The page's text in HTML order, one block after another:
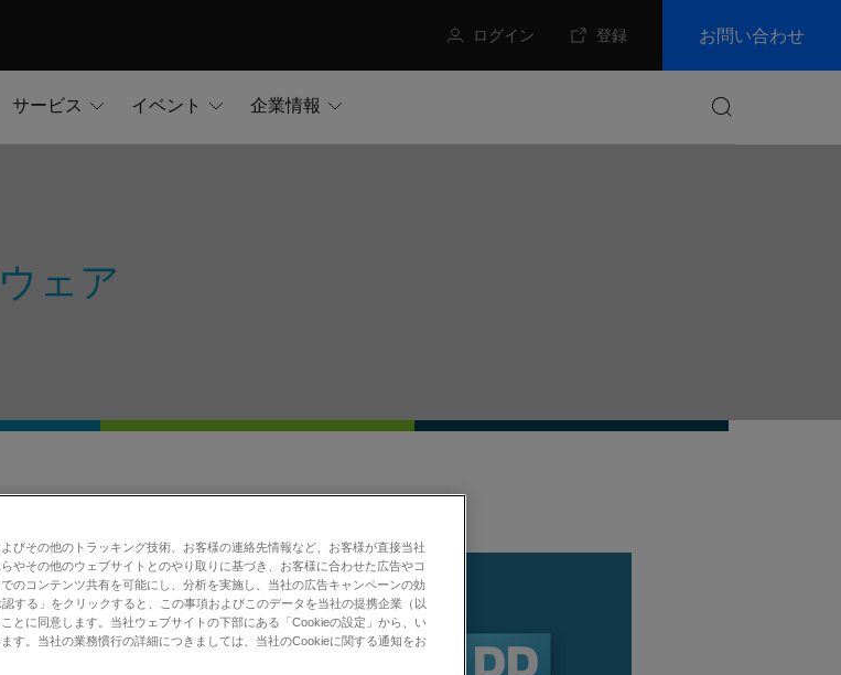
ログイン 登録 お問い合わせ
サービス イベント
企業情報
ェア
確実に
パク質発現解析といった
れたアルゴリズムと直感
やすことなくより多くの
びその他のトラッキング技術、お客様の連絡先情報など、お客様が直接当社
やその他のウェブサイトとのやり取りに基づき、お客様に合わせた広告やコ
のコンテンツ共有を可能にし、分析を実施し、当社の広告キャンペーンの効
する」をクリックすると、この事項およびこのデータを当社の提携企業（以
とに同意します。当社ウェブサイトの下部にある「Cookieの設定」から、い
す。当社の業務慣行の詳細につきましては、当社のCookieに関する通知をお